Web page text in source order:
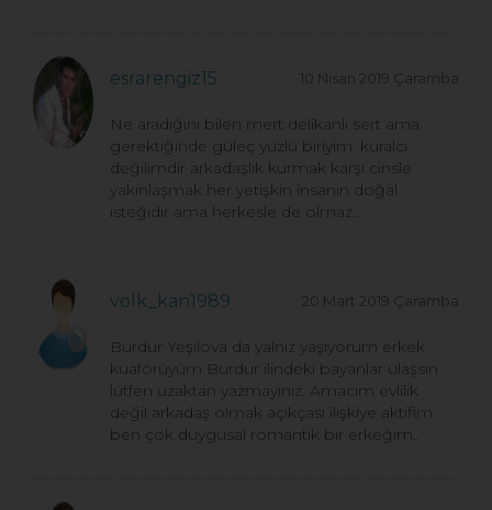
esrarengiz15 10 Nisan 2019 Çaramba
Ne aradığını bilen mert delikanlı sert ama
gerektiğinde güleç yüzlü biriyim. kuralcı
değilimdir arkadaşlık kurmak karşı cinsle
yakınlaşmak her yetişkin insanın doğal
isteğidir ama herkesle de olmaz..
volk_kan1989 20 Mart 2019 Çaramba
Burdur Yeşilova da yalnız yaşıyorum erkek
kuaförüyüm Burdur ilindeki bayanlar ulaşsın
lütfen uzaktan yazmayınız. Amacım evlilik
değil arkadaş olmak açıkçası ilişkiye aktifim
ben çok duygusal romantik bir erkeğim..